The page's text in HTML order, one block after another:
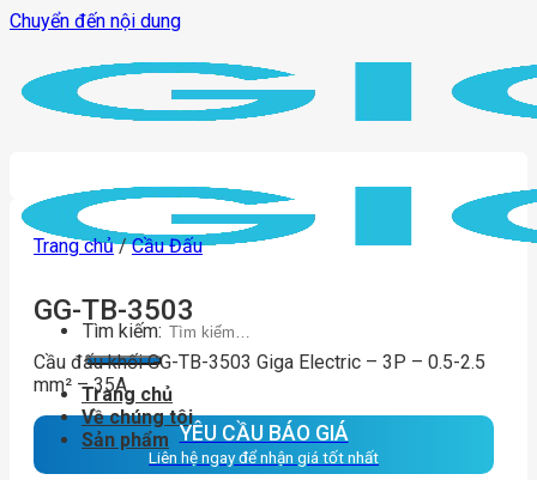
Chuyển đến nội dung
Tìm kiếm:
Trang chủ
Về chúng tôi
Sản phẩm
Trang chủ / Cầu Đấu
GG-TB-3503
Cầu đấu khối GG-TB-3503 Giga Electric – 3P – 0.5-2.5
mm² – 35A
YÊU CẦU BÁO GIÁ
Liên hệ ngay để nhận giá tốt nhất